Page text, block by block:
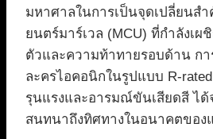
มหาศาลในการเป็นจุดเปลี่ยนส
ยนตร์มาร์เวล (MCU) ที่กำลังเ
ตัวและความท้าทายรอบด้าน ก
ละครไอคอนิกในรูปแบบ R-
รุนแรงและอารมณ์ขันเสียดสี ได้
สนทนาถึงทิศทางในอนาคตขอ